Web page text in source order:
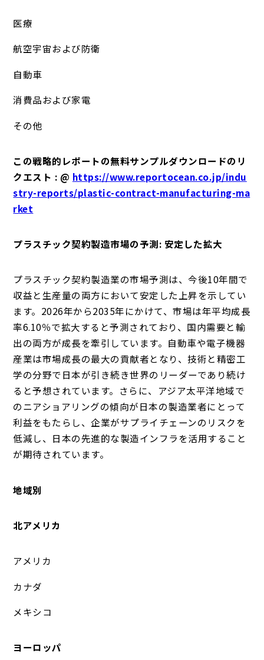
医療
航空宇宙および防衛
自動車
消費品および家電
その他
この戦略的レポートの無料サンプルダウンロードのリ
クエスト : @ https://www.reportocean.co.jp/indu
stry-reports/plastic-contract-manufacturing-ma
rket
プラスチック契約製造市場の予測: 安定した拡大
プラスチック契約製造業の市場予測は、今後10年間で
収益と生産量の両方において安定した上昇を示してい
ます。2026年から2035年にかけて、市場は年平均成長
率6.10％で拡大すると予測されており、国内需要と輸
出の両方が成長を牽引しています。自動車や電子機器
産業は市場成長の最大の貢献者となり、技術と精密工
学の分野で日本が引き続き世界のリーダーであり続け
ると予想されています。さらに、アジア太平洋地域で
のニアショアリングの傾向が日本の製造業者にとって
利益をもたらし、企業がサプライチェーンのリスクを
低減し、日本の先進的な製造インフラを活用すること
が期待されています。
地域別
北アメリカ
アメリカ
カナダ
メキシコ
ヨーロッパ